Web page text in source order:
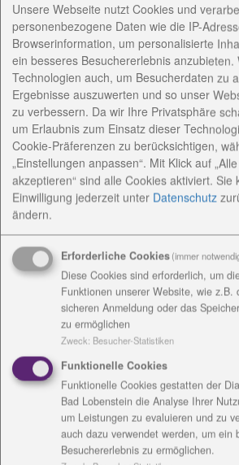
Diakoniestiftung Weimar Bad
Kirchgemeinde mit gemeinsamen
Der Arbeitskreis geistliches Leben
Diakoniestiftung Weimar Bad
am Samstag und Sonntag auf dem
Weihnachtsmarkt mit einem Stand
Gemeinsam mit der evangelischen
Bad Lobenstein entstand die Idee,
christliche Botschaft zu erklären.
Menschen daran erinnern, warum
feiern. Dafür wurde auch die
mit Krippenfiguren dargestellt“,
Meyer vom Arbeitskreis geistliches
Unsere Webseite nutzt Cookies und
personenbezogene Daten wie die IP-
Browserinformation, um personalisierte
ein besseres Besuchererlebnis anzubieten.
Technologien auch, um Besucherdaten zu
Ergebnisse auszuwerten und so unser
zu verbessern. Da wir Ihre Privatsphäre
um Erlaubnis zum Einsatz dieser
Cookie-Präferenzen zu berücksichtigen,
„Einstellungen anpassen“. Mit Klick auf
akzeptieren“ sind alle Cookies aktiviert. Sie
Einwilligung jederzeit unter Datenschutz
ändern.
Erforderliche Cookies(immer
Diese Cookies sind erforderlich, um
Funktionen unserer Website, wie z.B.
sicheren Anmeldung oder das
zu ermöglichen
Zweck: Besucher-Statistiken
Funktionelle Cookies
Funktionelle Cookies gestatten der
Bad Lobenstein die Analyse Ihrer
um Leistungen zu evaluieren und zu
auch dazu verwendet werden, um ein
Besuchererlebnis zu ermöglichen.